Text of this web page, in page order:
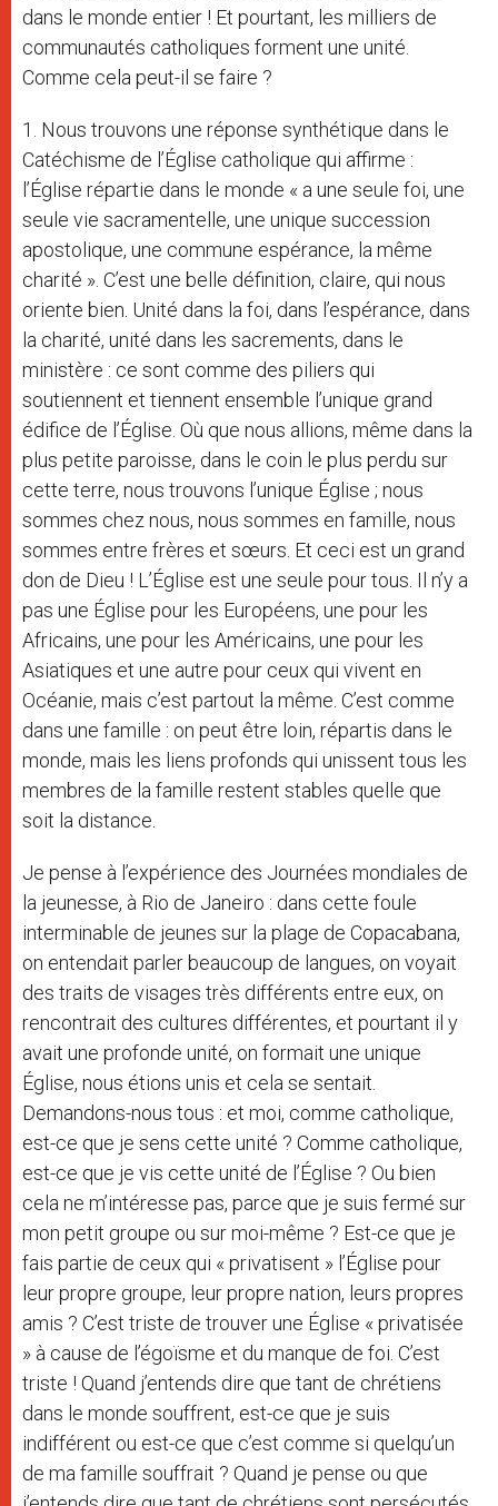
dans le monde entier ! Et pourtant, les milliers de
communautés catholiques forment une unité.
Comme cela peut-il se faire ?
1. Nous trouvons une réponse synthétique dans le
Catéchisme de l’Église catholique qui affirme :
l’Église répartie dans le monde « a une seule foi, une
seule vie sacramentelle, une unique succession
apostolique, une commune espérance, la même
charité ». C’est une belle définition, claire, qui nous
oriente bien. Unité dans la foi, dans l’espérance, dans
la charité, unité dans les sacrements, dans le
ministère : ce sont comme des piliers qui
soutiennent et tiennent ensemble l’unique grand
édifice de l’Église. Où que nous allions, même dans la
plus petite paroisse, dans le coin le plus perdu sur
cette terre, nous trouvons l’unique Église ; nous
sommes chez nous, nous sommes en famille, nous
sommes entre frères et sœurs. Et ceci est un grand
don de Dieu ! L’Église est une seule pour tous. Il n’y a
pas une Église pour les Européens, une pour les
Africains, une pour les Américains, une pour les
Asiatiques et une autre pour ceux qui vivent en
Océanie, mais c’est partout la même. C’est comme
dans une famille : on peut être loin, répartis dans le
monde, mais les liens profonds qui unissent tous les
membres de la famille restent stables quelle que
soit la distance.
Je pense à l’expérience des Journées mondiales de
la jeunesse, à Rio de Janeiro : dans cette foule
interminable de jeunes sur la plage de Copacabana,
on entendait parler beaucoup de langues, on voyait
des traits de visages très différents entre eux, on
rencontrait des cultures différentes, et pourtant il y
avait une profonde unité, on formait une unique
Église, nous étions unis et cela se sentait.
Demandons-nous tous : et moi, comme catholique,
est-ce que je sens cette unité ? Comme catholique,
est-ce que je vis cette unité de l’Église ? Ou bien
cela ne m’intéresse pas, parce que je suis fermé sur
mon petit groupe ou sur moi-même ? Est-ce que je
fais partie de ceux qui « privatisent » l’Église pour
leur propre groupe, leur propre nation, leurs propres
amis ? C’est triste de trouver une Église « privatisée
» à cause de l’égoïsme et du manque de foi. C’est
triste ! Quand j’entends dire que tant de chrétiens
dans le monde souffrent, est-ce que je suis
indifférent ou est-ce que c’est comme si quelqu’un
de ma famille souffrait ? Quand je pense ou que